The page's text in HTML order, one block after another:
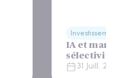
IA et
sélectivité
31 Juill.